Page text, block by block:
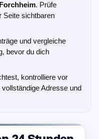
. Prüfe
Seite sichtbaren
und vergleiche
bevor du dich
kontrolliere vor
Adresse und